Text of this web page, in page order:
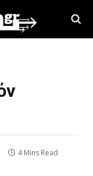
4 Mins Read